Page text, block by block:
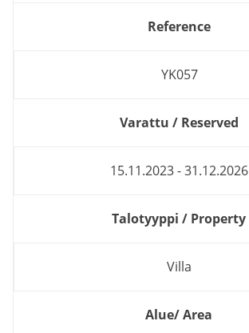
Reference
YK057
Varattu / Reserved
15.11.2023 - 31.12.2026
Talotyyppi / Property
Villa
Alue/ Area